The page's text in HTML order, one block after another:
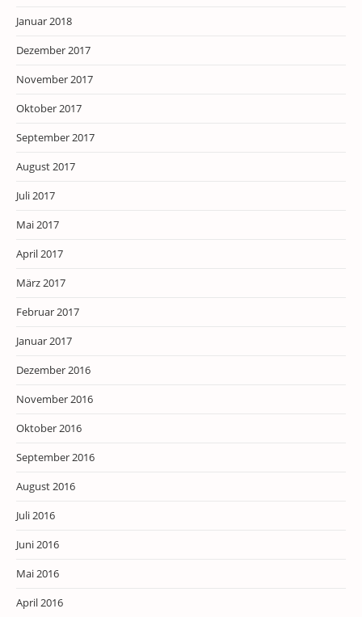
Januar 2018
Dezember 2017
November 2017
Oktober 2017
September 2017
August 2017
Juli 2017
Mai 2017
April 2017
März 2017
Februar 2017
Januar 2017
Dezember 2016
November 2016
Oktober 2016
September 2016
August 2016
Juli 2016
Juni 2016
Mai 2016
April 2016